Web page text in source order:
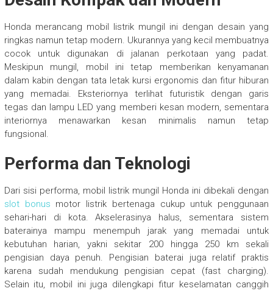
Honda merancang mobil listrik mungil ini dengan desain yang
ringkas namun tetap modern. Ukurannya yang kecil membuatnya
cocok untuk digunakan di jalanan perkotaan yang padat.
Meskipun mungil, mobil ini tetap memberikan kenyamanan
dalam kabin dengan tata letak kursi ergonomis dan fitur hiburan
yang memadai. Eksteriornya terlihat futuristik dengan garis
tegas dan lampu LED yang memberi kesan modern, sementara
interiornya menawarkan kesan minimalis namun tetap
fungsional.
Performa dan Teknologi
Dari sisi performa, mobil listrik mungil Honda ini dibekali dengan
slot bonus motor listrik bertenaga cukup untuk penggunaan
sehari-hari di kota. Akselerasinya halus, sementara sistem
baterainya mampu menempuh jarak yang memadai untuk
kebutuhan harian, yakni sekitar 200 hingga 250 km sekali
pengisian daya penuh. Pengisian baterai juga relatif praktis
karena sudah mendukung pengisian cepat (fast charging).
Selain itu, mobil ini juga dilengkapi fitur keselamatan canggih